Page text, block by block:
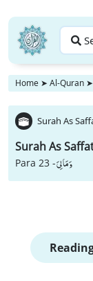
Home ➤ Al-Quran ➤
Surah As
Surah As
Para 23 -وَ مَا لِیَ